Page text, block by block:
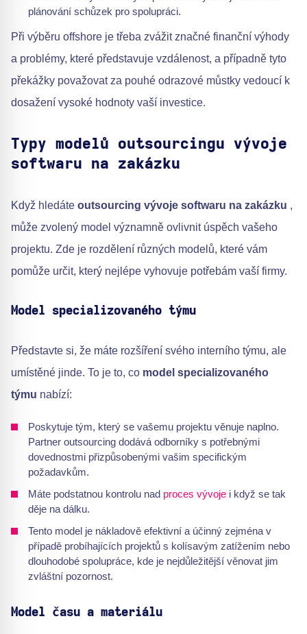
plánování schůzek pro spolupráci.
Při výběru offshore je třeba zvážit značné finanční výhody
a problémy, které představuje vzdálenost, a případně tyto
překážky považovat za pouhé odrazové můstky vedoucí k
dosažení vysoké hodnoty vaší investice.
Typy modelů outsourcingu vývoje
softwaru na zakázku
Když hledáte outsourcing vývoje softwaru na zakázku ,
může zvolený model významně ovlivnit úspěch vašeho
projektu. Zde je rozdělení různých modelů, které vám
pomůže určit, který nejlépe vyhovuje potřebám vaší firmy.
Model specializovaného týmu
Představte si, že máte rozšíření svého interního týmu, ale
umístěné jinde. To je to, co model specializovaného
týmu nabízí:
Poskytuje tým, který se vašemu projektu věnuje naplno.
Partner outsourcing dodává odborníky s potřebnými
dovednostmi přizpůsobenými vašim specifickým
požadavkům.
Máte podstatnou kontrolu nad proces vývoje i když se tak
děje na dálku.
Tento model je nákladově efektivní a účinný zejména v
případě probíhajících projektů s kolísavým zatížením nebo
dlouhodobé spolupráce, kde je nejdůležitější věnovat jim
zvláštní pozornost.
Model času a materiálu